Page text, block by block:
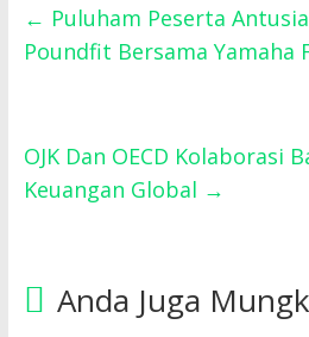
← Puluham Peserta
Poundfit Bersama Yamaha
OJK Dan OECD Kolaborasi
Keuangan Global →
Anda Juga